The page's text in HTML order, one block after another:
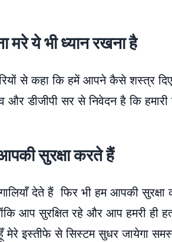
मरे ये भी ध्यान रखना है
से कहा कि हमें आपने कैसे शस्त्र
और डीजीपी सर से निवेदन है कि
सुरक्षा करते हैं
देते हैं फिर भी हम आपकी सुरक्षा
आप सुरक्षित रहे और आप हमरी ही
इस्तीफे से सिस्टम सुधर जायेगा